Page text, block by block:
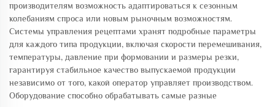
производителям возможность адаптироваться к сезонным
колебаниям спроса или новым рыночным возможностям.
Системы управления рецептами хранят подробные параметры
для каждого типа продукции, включая скорости перемешивания,
температуры, давление при формовании и размеры резки,
гарантируя стабильное качество выпускаемой продукции
независимо от того, какой оператор управляет производством.
Оборудование способно обрабатывать самые разные